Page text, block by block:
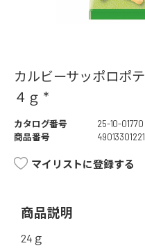
カルビーサッポロポ
４ｇ *
カタログ番号
25-10-01770
商品番号
マイリストに登録する
商品説明
24ｇ